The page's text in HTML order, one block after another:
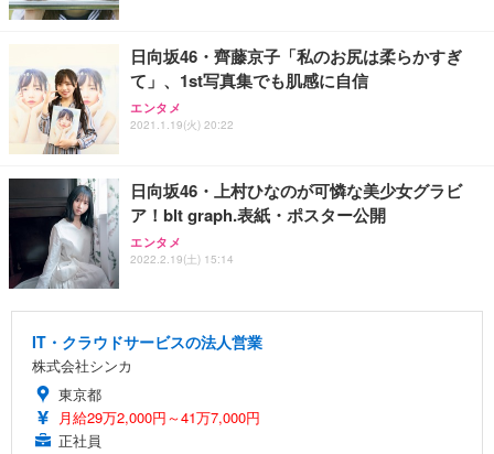
日向坂46・齊藤京子「私のお尻は柔らかすぎ
て」、1st写真集でも肌感に自信
エンタメ
2021.1.19(火) 20:22
日向坂46・上村ひなのが可憐な美少女グラビ
ア！blt graph.表紙・ポスター公開
エンタメ
2022.2.19(土) 15:14
IT・クラウドサービスの法人営業
株式会社シンカ
東京都
月給29万2,000円～41万7,000円
正社員